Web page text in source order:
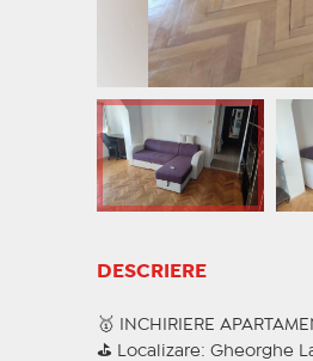
DESCRIERE
🥇 INCHIRIERE
⛳ Localizare: Gheorghe